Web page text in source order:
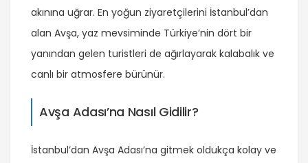
akınına uğrar. En yoğun ziyaretçilerini İstanbul’dan
alan Avşa, yaz mevsiminde Türkiye’nin dört bir
yanından gelen turistleri de ağırlayarak kalabalık ve
canlı bir atmosfere bürünür.
Avşa Adası’na Nasıl Gidilir?
İstanbul’dan Avşa Adası’na gitmek oldukça kolay ve